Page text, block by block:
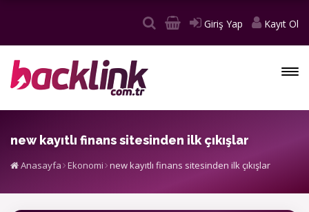
Giriş Yap Kayıt Ol
new kayıtlı finans sitesinden ilk çıkışlar
Anasayfa Ekonomi new kayıtlı finans sitesinden ilk çıkışlar